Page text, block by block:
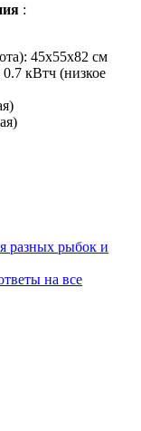
:
45x55x82 см
кВтч (низкое
разных рыбок и
на все